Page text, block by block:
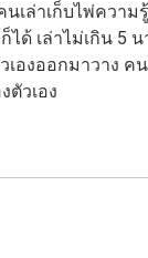
นเล่าเก็บไพ่ควา
ด้ เล่าไม่เกิน 5
เองออกมาวาง
ตัวเอง